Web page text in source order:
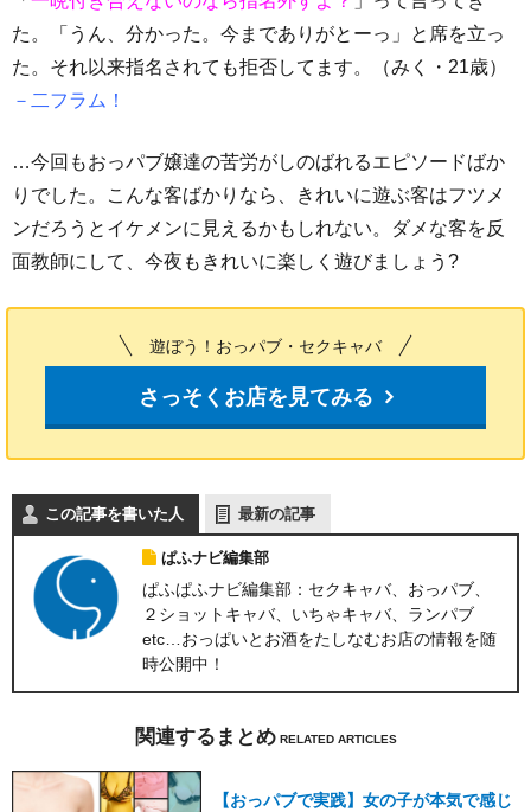
た。「うん、分かった。今までありがとーっ」と席を立っ
た。それ以来指名されても拒否してます。（みく・21歳）
－二フラム！
…今回もおっパブ嬢達の苦労がしのばれるエピソードばか
りでした。こんな客ばかりなら、きれいに遊ぶ客はフツメ
ンだろうとイケメンに見えるかもしれない。ダメな客を反
面教師にして、今夜もきれいに楽しく遊びましょう?
遊ぼう！おっパブ・セクキャバ
さっそくお店を見てみる
この記事を書いた人 最新の記事
ぱふナビ編集部
ぱふぱふナビ編集部：セクキャバ、おっパブ、
２ショットキャバ、いちゃキャバ、ランパブ
etc…おっぱいとお酒をたしなむお店の情報を随
時公開中！
関連するまとめ
【おっパブで実践】女の子が本気で感じ